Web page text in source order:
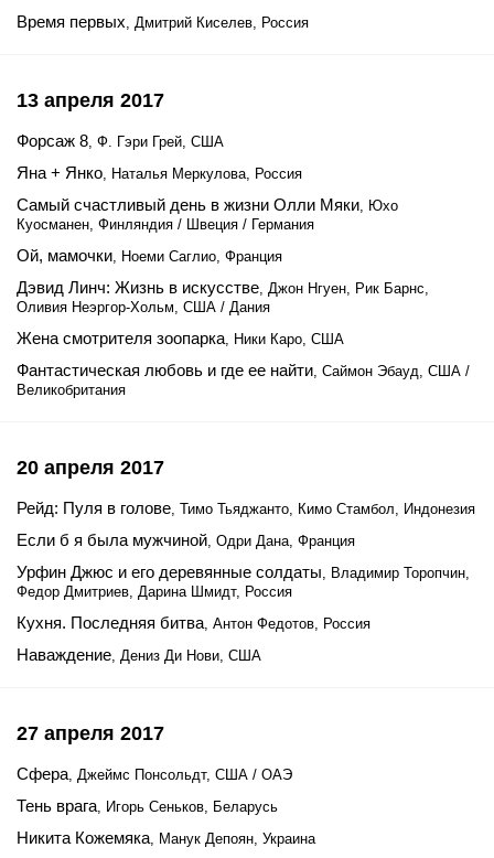
Время первых, Дмитрий Киселев, Россия
13 апреля 2017
Форсаж 8, Ф. Гэри Грей, США
Яна + Янко, Наталья Меркулова, Россия
Самый счастливый день в жизни Олли Мяки, Юхо
Куосманен, Финляндия / Швеция / Германия
Ой, мамочки, Ноеми Саглио, Франция
Дэвид Линч: Жизнь в искусстве, Джон Нгуен, Рик Барнс,
Оливия Неэргор-Хольм, США / Дания
Жена смотрителя зоопарка, Ники Каро, США
Фантастическая любовь и где ее найти, Саймон Эбауд, США /
Великобритания
20 апреля 2017
Рейд: Пуля в голове, Тимо Тьяджанто, Кимо Стамбол, Индонезия
Если б я была мужчиной, Одри Дана, Франция
Урфин Джюс и его деревянные солдаты, Владимир Торопчин,
Федор Дмитриев, Дарина Шмидт, Россия
Кухня. Последняя битва, Антон Федотов, Россия
Наваждение, Дениз Ди Нови, США
27 апреля 2017
Сфера, Джеймс Понсольдт, США / ОАЭ
Тень врага, Игорь Сеньков, Беларусь
Никита Кожемяка, Манук Депоян, Украина